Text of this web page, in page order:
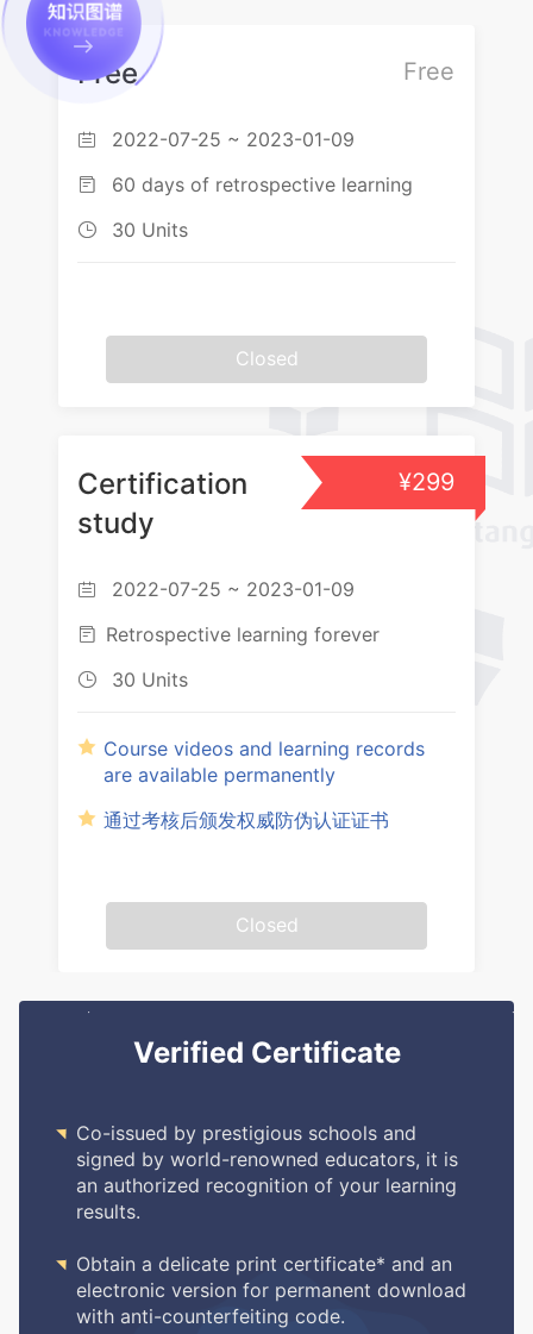
10.5 孙式太极拳
Free
Free
 2022-07-25 ~ 2023-01-09
 60 days of retrospective learning
 30 Units
Closed
¥299
Certification
study
 2022-07-25 ~ 2023-01-09
 Retrospective learning forever
 30 Units
Course videos and learning records
are available permanently
通过考核后颁发权威防伪认证证书
Closed
Verified Certificate
 Co-issued by prestigious schools and
signed by world-renowned educators, it is
an authorized recognition of your learning
results.
 Obtain a delicate print certificate* and an
electronic version for permanent download
with anti-counterfeiting code.